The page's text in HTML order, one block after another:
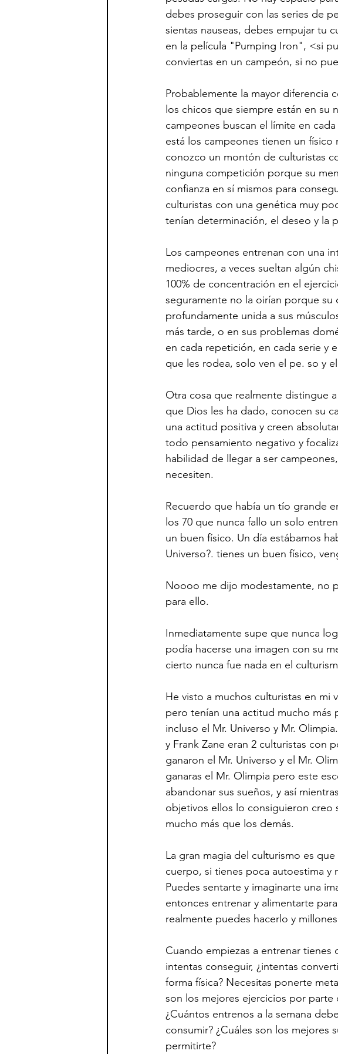
debes proseguir con las series de
sientas nauseas, debes empujar tu
en la película "Pumping Iron", <si
conviertas en un campeón, si no
Probablemente la mayor diferencia
los chicos que siempre están en su
campeones buscan el límite en
está los campeones tienen un
conozco un montón de culturistas
ninguna competición porque su
confianza en sí mismos para
culturistas con una genética muy
tenían determinación, el deseo y la
Los campeones entrenan con una
mediocres, a veces sueltan algún
100% de concentración en el
seguramente no la oirían porque su
profundamente unida a sus
más tarde, o en sus problemas
en cada repetición, en cada serie y
que les rodea, solo ven el pe. so y
Otra cosa que realmente distingue
que Dios les ha dado, conocen su
una actitud positiva y creen
todo pensamiento negativo y
habilidad de llegar a ser
necesiten.
Recuerdo que había un tío grande
los 70 que nunca fallo un solo
un buen físico. Un día estábamos
Universo?. tienes un buen físico,
Noooo me dijo modestamente, no
para ello.
Inmediatamente supe que nunca
podía hacerse una imagen con su
cierto nunca fue nada en el
He visto a muchos culturistas en mi
pero tenían una actitud mucho más
incluso el Mr. Universo y Mr.
y Frank Zane eran 2 culturistas con
ganaron el Mr. Universo y el Mr.
ganaras el Mr. Olimpia pero este
abandonar sus sueños, y así
objetivos ellos lo consiguieron creo
mucho más que los demás.
La gran magia del culturismo es
cuerpo, si tienes poca autoestima
Puedes sentarte y imaginarte una
entonces entrenar y alimentarte
realmente puedes hacerlo y
Cuando empiezas a entrenar
intentas conseguir, ¿intentas
forma física? Necesitas ponerte
son los mejores ejercicios por parte
¿Cuántos entrenos a la semana
consumir? ¿Cuáles son los
permitirte?